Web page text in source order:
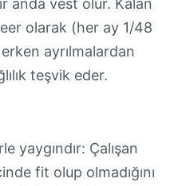
anda vest olur. Kalan
olarak (her ay 1/48
ayrılmalardan
teşvik eder.
yaygındır: Çalışan
fit olup olmadığını